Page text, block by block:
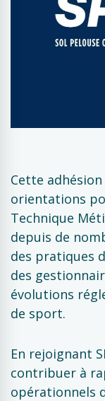
Cette
orientations
Technique
depuis de
des pratiques
des
évolutions
de sport.
En rejoignant
contribuer à
opérationnels